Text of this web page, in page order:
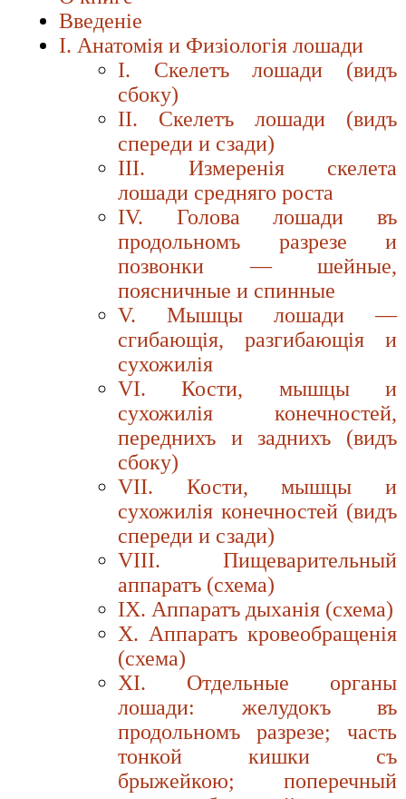
Введенiе
I. Анатомiя и Физiологiя лошади
I. Скелетъ лошади (видъ
сбоку)
II. Скелетъ лошади (видъ
спереди и сзади)
III. Измеренiя скелета
лошади средняго роста
IV. Голова лошади въ
продольномъ разрезе и
позвонки — шейные,
поясничные и спинные
V. Мышцы лошади —
сгибающiя, разгибающiя и
сухожилiя
VI. Кости, мышцы и
сухожилiя конечностей,
переднихъ и заднихъ (видъ
сбоку)
VII. Кости, мышцы и
сухожилiя конечностей (видъ
спереди и сзади)
VIII. Пищеварительный
аппаратъ (схема)
IX. Аппаратъ дыханiя (схема)
X. Аппаратъ кровеобращенiя
(схема)
XI. Отдельные органы
лошади: желудокъ въ
продольномъ разрезе; часть
тонкой кишки съ
брыжейкою; поперечный